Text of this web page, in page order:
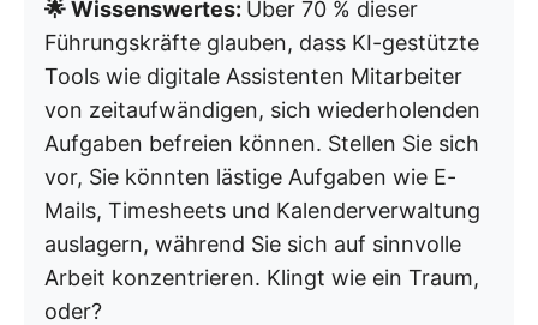
🌟 Wissenswertes: Über 70 % dieser
Führungskräfte glauben, dass KI-gestützte
Tools wie digitale Assistenten Mitarbeiter
von zeitaufwändigen, sich wiederholenden
Aufgaben befreien können. Stellen Sie sich
vor, Sie könnten lästige Aufgaben wie E-
Mails, Timesheets und Kalenderverwaltung
auslagern, während Sie sich auf sinnvolle
Arbeit konzentrieren. Klingt wie ein Traum,
oder?